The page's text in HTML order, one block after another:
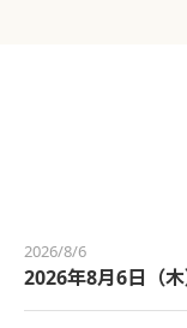
2026/8/6
2026年8月6日（